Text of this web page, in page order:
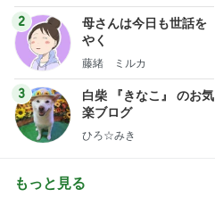
2
母さんは今日も世話を
やく
藤緒 ミルカ
3
白柴 『きなこ』 のお気
楽ブログ
ひろ☆みき
もっと見る